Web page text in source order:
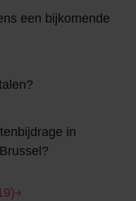
een bijkomende
in